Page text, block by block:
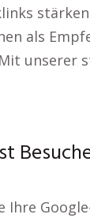
als
unserer